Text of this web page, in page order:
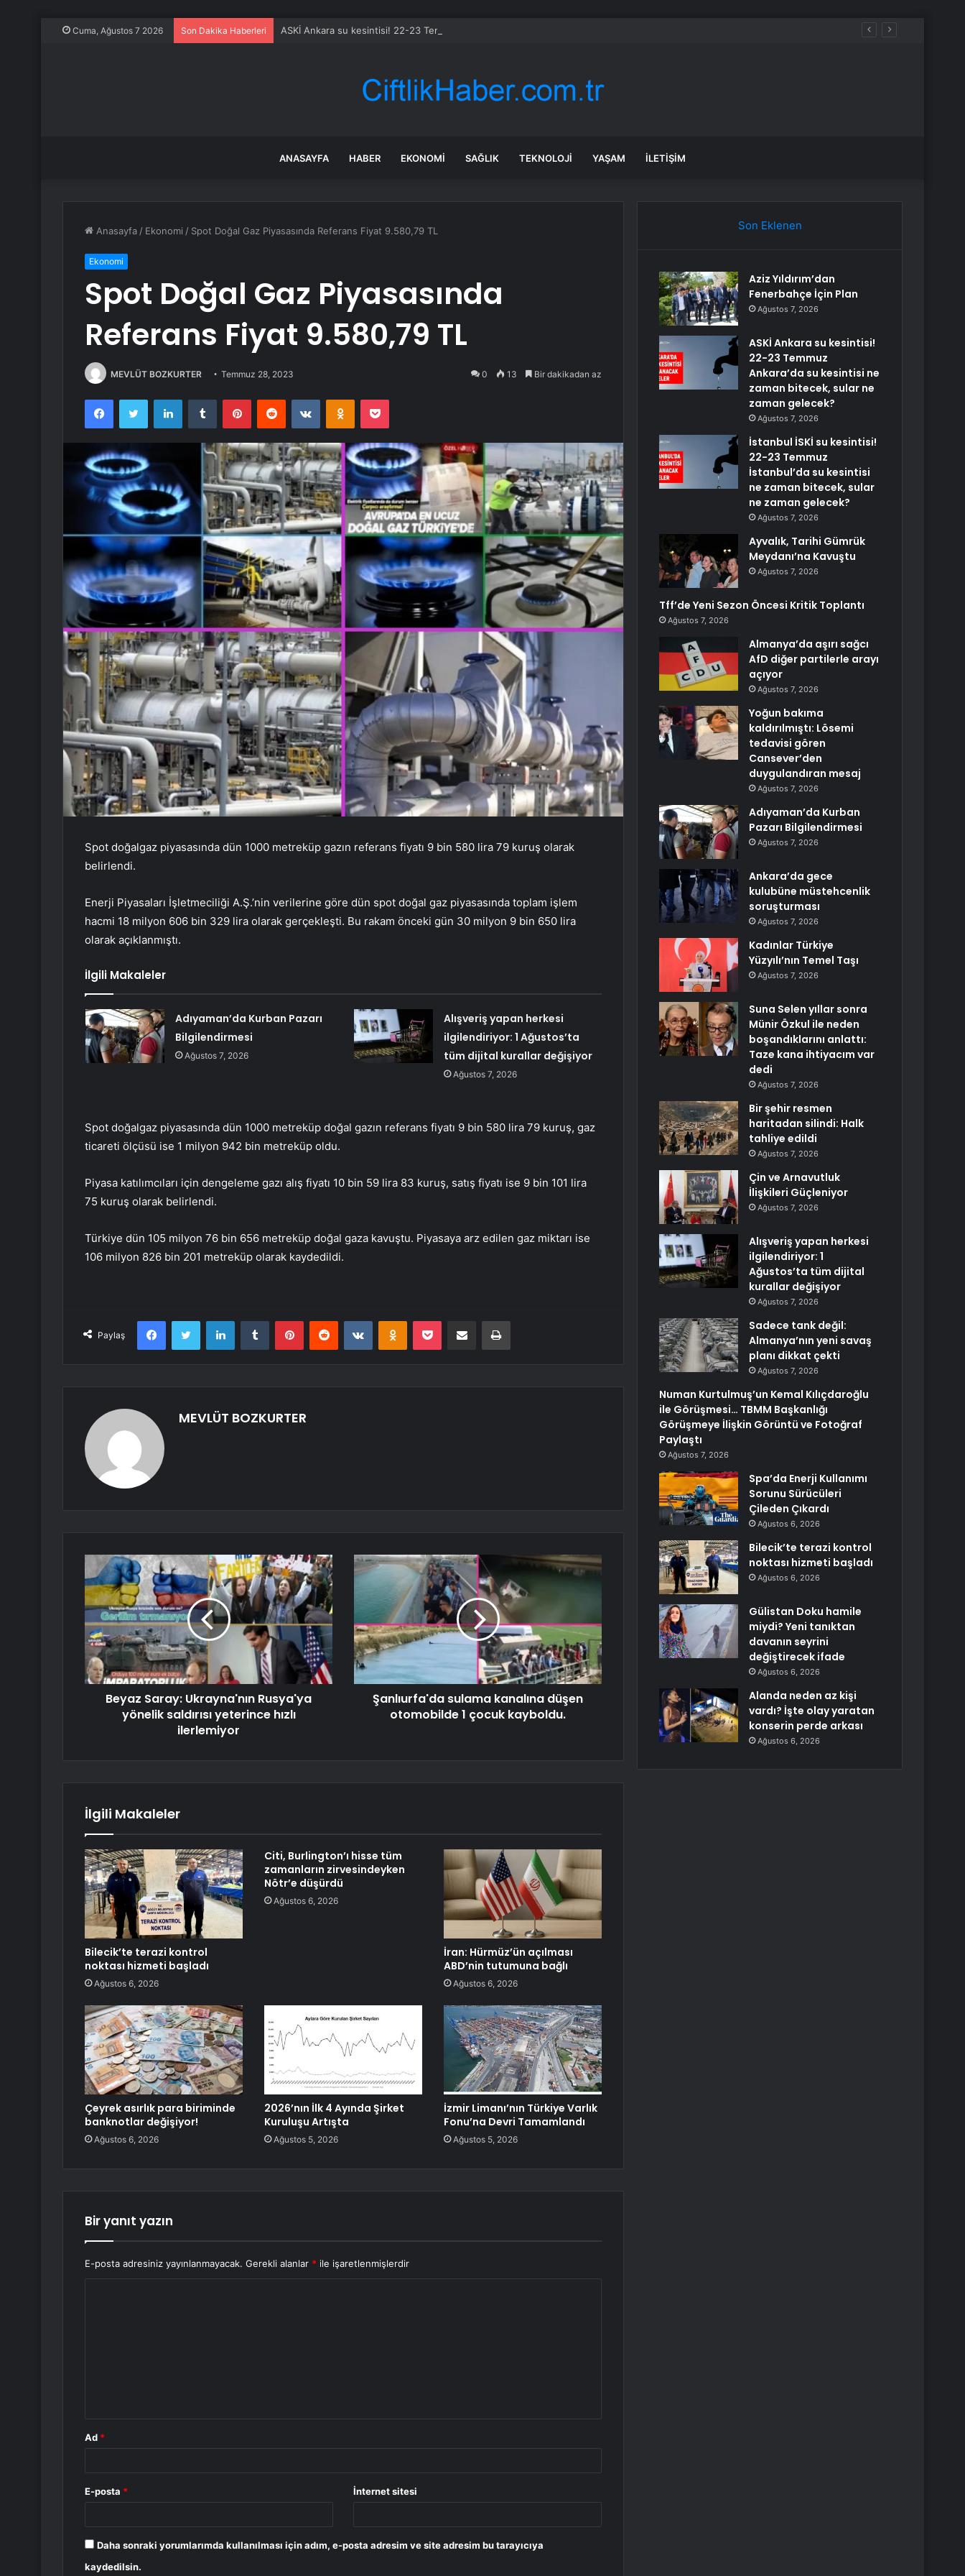
Cuma, Ağustos 7 2026 Son Dakika Haberleri ASKİ Ankara su kesintisi! 22-23 Temmuz Ankara’da su kesintisi ne zaman bitecek, sular ne zaman gelecek?
ANASAYFA HABER EKONOMI SAĞLIK TEKNOLOJI YAŞAM İLETIŞIM
Anasayfa / Ekonomi / Spot Doğal Gaz Piyasasında Referans Fiyat 9.580,79 TL
Ekonomi
Spot Doğal Gaz Piyasasında
Referans Fiyat 9.580,79 TL
MEVLÜT BOZKURTER Temmuz 28, 2023 0 13 Bir dakikadan az
FacebookTwitter LinkedInTumblr PinterestReddit VKontakteOdnoklassniki
Pocket
Spot doğalgaz piyasasında dün 1000 metreküp gazın referans fiyatı 9 bin 580 lira 79 kuruş olarak
belirlendi.
Enerji Piyasaları İşletmeciliği A.Ş.’nin verilerine göre dün spot doğal gaz piyasasında toplam işlem
hacmi 18 milyon 606 bin 329 lira olarak gerçekleşti. Bu rakam önceki gün 30 milyon 9 bin 650 lira
olarak açıklanmıştı.
İlgili Makaleler
Adıyaman’da Kurban Pazarı
Bilgilendirmesi
Ağustos 7, 2026
Alışveriş yapan herkesi
ilgilendiriyor: 1 Ağustos’ta
tüm dijital kurallar değişiyor
Ağustos 7, 2026
Spot doğalgaz piyasasında dün 1000 metreküp doğal gazın referans fiyatı 9 bin 580 lira 79 kuruş, gaz
ticareti ölçüsü ise 1 milyon 942 bin metreküp oldu.
Piyasa katılımcıları için dengeleme gazı alış fiyatı 10 bin 59 lira 83 kuruş, satış fiyatı ise 9 bin 101 lira
75 kuruş olarak belirlendi.
Türkiye dün 105 milyon 76 bin 656 metreküp doğal gaza kavuştu. Piyasaya arz edilen gaz miktarı ise
106 milyon 826 bin 201 metreküp olarak kaydedildi.
Paylaş
FacebookTwitter LinkedInTumblr PinterestReddit VKontakteOdnoklassniki
Pocket E-Posta ile paylaş Yazdır
MEVLÜT BOZKURTER
Beyaz Saray: Ukrayna'nın Rusya'ya
yönelik saldırısı yeterince hızlı
ilerlemiyor
Şanlıurfa'da sulama kanalına düşen
otomobilde 1 çocuk kayboldu.
İlgili Makaleler
Bilecik’te terazi kontrol
noktası hizmeti başladı
Ağustos 6, 2026
Citi, Burlington’ı hisse tüm
zamanların zirvesindeyken
Nötr’e düşürdü
Ağustos 6, 2026
İran: Hürmüz’ün açılması
ABD’nin tutumuna bağlı
Ağustos 6, 2026
Çeyrek asırlık para biriminde
banknotlar değişiyor!
Ağustos 6, 2026
2026’nın İlk 4 Ayında Şirket
Kuruluşu Artışta
Ağustos 5, 2026
İzmir Limanı’nın Türkiye Varlık
Fonu’na Devri Tamamlandı
Ağustos 5, 2026
Bir yanıt yazın
E-posta adresiniz yayınlanmayacak. Gerekli alanlar * ile işaretlenmişlerdir
Ad *
E-posta * İnternet sitesi
Daha sonraki yorumlarımda kullanılması için adım, e-posta adresim ve site adresim bu tarayıcıya
kaydedilsin.
Son Eklenen
Aziz Yıldırım’dan
Fenerbahçe İçin Plan
Ağustos 7, 2026
ASKİ Ankara su kesintisi!
22-23 Temmuz
Ankara’da su kesintisi ne
zaman bitecek, sular ne
zaman gelecek?
Ağustos 7, 2026
İstanbul İSKİ su kesintisi!
22-23 Temmuz
İstanbul’da su kesintisi
ne zaman bitecek, sular
ne zaman gelecek?
Ağustos 7, 2026
Ayvalık, Tarihi Gümrük
Meydanı’na Kavuştu
Ağustos 7, 2026
Tff’de Yeni Sezon Öncesi Kritik Toplantı
Ağustos 7, 2026
Almanya’da aşırı sağcı
AfD diğer partilerle arayı
açıyor
Ağustos 7, 2026
Yoğun bakıma
kaldırılmıştı: Lösemi
tedavisi gören
Cansever’den
duygulandıran mesaj
Ağustos 7, 2026
Adıyaman’da Kurban
Pazarı Bilgilendirmesi
Ağustos 7, 2026
Ankara’da gece
kulubüne müstehcenlik
soruşturması
Ağustos 7, 2026
Kadınlar Türkiye
Yüzyılı’nın Temel Taşı
Ağustos 7, 2026
Suna Selen yıllar sonra
Münir Özkul ile neden
boşandıklarını anlattı:
Taze kana ihtiyacım var
dedi
Ağustos 7, 2026
Bir şehir resmen
haritadan silindi: Halk
tahliye edildi
Ağustos 7, 2026
Çin ve Arnavutluk
İlişkileri Güçleniyor
Ağustos 7, 2026
Alışveriş yapan herkesi
ilgilendiriyor: 1
Ağustos’ta tüm dijital
kurallar değişiyor
Ağustos 7, 2026
Sadece tank değil:
Almanya’nın yeni savaş
planı dikkat çekti
Ağustos 7, 2026
Numan Kurtulmuş’un Kemal Kılıçdaroğlu
ile Görüşmesi… TBMM Başkanlığı
Görüşmeye İlişkin Görüntü ve Fotoğraf
Paylaştı
Ağustos 7, 2026
Spa’da Enerji Kullanımı
Sorunu Sürücüleri
Çileden Çıkardı
Ağustos 6, 2026
Bilecik’te terazi kontrol
noktası hizmeti başladı
Ağustos 6, 2026
Gülistan Doku hamile
miydi? Yeni tanıktan
davanın seyrini
değiştirecek ifade
Ağustos 6, 2026
Alanda neden az kişi
vardı? İşte olay yaratan
konserin perde arkası
Ağustos 6, 2026